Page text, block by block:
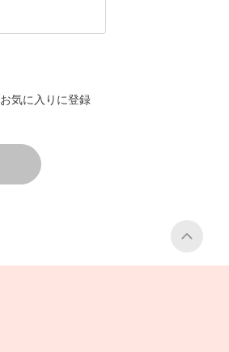
お気に入りに登録